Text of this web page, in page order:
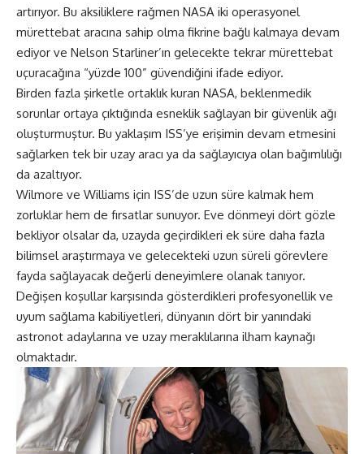
artırıyor. Bu aksiliklere rağmen NASA iki operasyonel
mürettebat aracına sahip olma fikrine bağlı kalmaya devam
ediyor ve Nelson Starliner’ın gelecekte tekrar mürettebat
uçuracağına “yüzde 100” güvendiğini ifade ediyor.
Birden fazla şirketle ortaklık kuran NASA, beklenmedik
sorunlar ortaya çıktığında esneklik sağlayan bir güvenlik ağı
oluşturmuştur. Bu yaklaşım ISS’ye erişimin devam etmesini
sağlarken tek bir uzay aracı ya da sağlayıcıya olan bağımlılığı
da azaltıyor.
Wilmore ve Williams için ISS’de uzun süre kalmak hem
zorluklar hem de fırsatlar sunuyor. Eve dönmeyi dört gözle
bekliyor olsalar da, uzayda geçirdikleri ek süre daha fazla
bilimsel araştırmaya ve gelecekteki uzun süreli görevlere
fayda sağlayacak değerli deneyimlere olanak tanıyor.
Değişen koşullar karşısında gösterdikleri profesyonellik ve
uyum sağlama kabiliyetleri, dünyanın dört bir yanındaki
astronot adaylarına ve uzay meraklılarına ilham kaynağı
olmaktadır.